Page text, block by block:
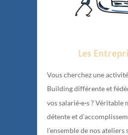
Les
Vous cherchez une
Building différente et
vos salarié·e·s ? Véritable
détente et
l’ensemble de nos ateliers